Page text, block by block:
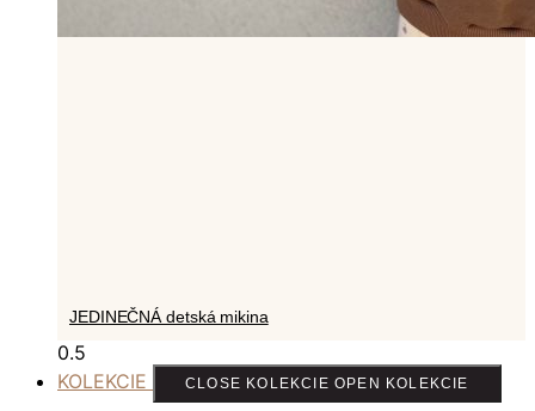
JEDINEČNÁ detská mikina
KOLEKCIE CLOSE KOLEKCIE OPEN KOLEKCIE